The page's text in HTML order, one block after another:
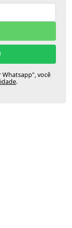
Whatsapp", você
.